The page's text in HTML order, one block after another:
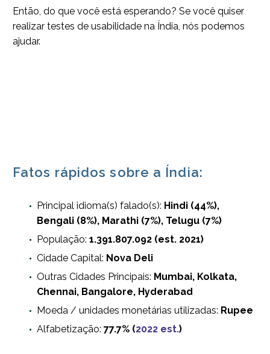
Então, do que você está esperando? Se você quiser
realizar testes de usabilidade na Índia, nós podemos
ajudar.
Fatos rápidos sobre a Índia:
Principal idioma(s) falado(s): Hindi (44%),
Bengali (8%), Marathi (7%), Telugu (7%)
População: 1.391.807.092 (est. 2021)
Cidade Capital: Nova Deli
Outras Cidades Principais: Mumbai, Kolkata,
Chennai, Bangalore, Hyderabad
Moeda / unidades monetárias utilizadas: Rupee
Alfabetização: 77.7% (2022 est.)